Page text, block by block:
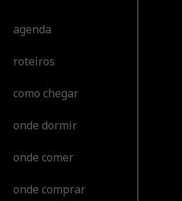
agenda
roteiros
como chegar
onde dormir
onde comer
onde comprar